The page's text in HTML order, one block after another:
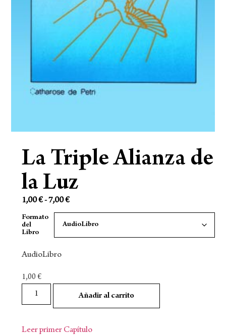
La Triple Alianza de
la Luz
1,00€-7,00€
Formato
del
Libro
AudioLibro
1,00 €
Añadir al carrito
Leer primer Capítulo